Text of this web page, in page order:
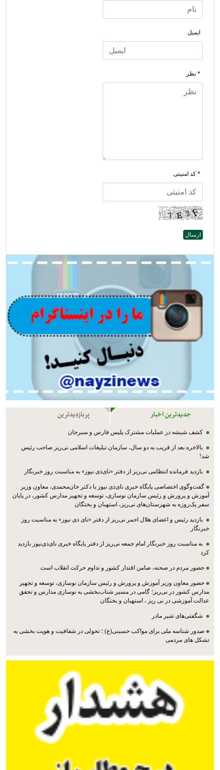
ایمیل
* نظر
* کد امنیتی
جدیدترین اخبار پربازدیدترین
کشف شیشه در عملیات مشترک پليس فارس و سیرجان
بالاخره بعد از قریب به دو سال، سازمان تبلیغات اسلامی نی‌ریز صاحب رئیس
شد!
بازدید فرمانده انتظامی نی‌ریز از دفتر «نای‌ذی نیوز» به مناسبت روز خبرنگار
گفت‌وگوی اختصاصی پایگاه خبری نای‌ذی نیوز با دکتر خان‌محمدی، معاون وزیر
آموزش و پرورش و رئیس سازمان نوسازی، توسعه و تجهیز مدارس کشور، در پایان
سفر یک‌روزه به شهرستان‌های نی‌ریز، استهبان و بختگان
بازدید رئیس و اعضای هلال احمر نی‌ریز از دفتر «نای ذی نیوز» به مناسبت روز
خبرنگار
به مناسبت روز خبرنگار امام جمعه نی‌ریز از دفتر پایگاه خبری نای‌ذی‌نیوز بازدید
کرد
حضور مردم در صحنه، ضامن اقتدار کشور و تداوم حرکت انقلاب است
حضور معاون وزیر آموزش و پرورش و رئیس سازمان نوسازی، توسعه و تجهیز
مدارس کشور در نی‌ریز؛ گامی در مسیر شتاب‌بخشی به نوسازی مدارس و تحقق
عدالت آموزشی در نی ریز ، استهبان و بختگان
شگفتی‌های شیر مادر
صدور شناسه ملی برای مواکب حسینی(ع) ؛ تحولی در شفافیت و هویت بخشی به
تشکل های مردمی